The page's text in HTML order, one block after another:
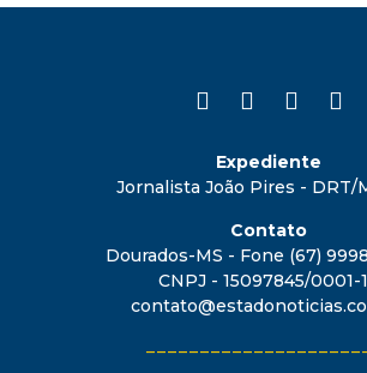
Expediente
Jornalista João Pires - DRT/
Contato
Dourados-MS - Fone (67)
CNPJ - 15097845/0001-